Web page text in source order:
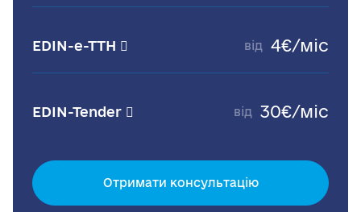
EDIN-е-ТТН від 4€/міс
EDIN-Tender від 30€/міс
Отримати консультацію